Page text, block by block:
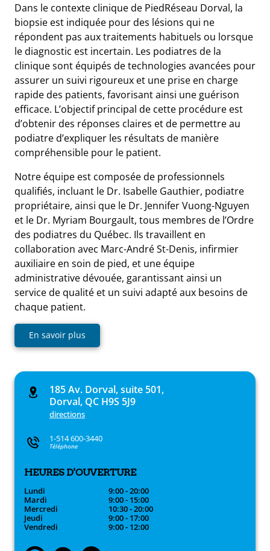
Dans le contexte clinique de PiedRéseau Dorval, la
biopsie est indiquée pour des lésions qui ne
répondent pas aux traitements habituels ou lorsque
le diagnostic est incertain. Les podiatres de la
clinique sont équipés de technologies avancées pour
assurer un suivi rigoureux et une prise en charge
rapide des patients, favorisant ainsi une guérison
efficace. L’objectif principal de cette procédure est
d’obtenir des réponses claires et de permettre au
podiatre d’expliquer les résultats de manière
compréhensible pour le patient.
Notre équipe est composée de professionnels
qualifiés, incluant le Dr. Isabelle Gauthier, podiatre
propriétaire, ainsi que le Dr. Jennifer Vuong-Nguyen
et le Dr. Myriam Bourgault, tous membres de l’Ordre
des podiatres du Québec. Ils travaillent en
collaboration avec Marc-André St-Denis, infirmier
auxiliaire en soin de pied, et une équipe
administrative dévouée, garantissant ainsi un
service de qualité et un suivi adapté aux besoins de
chaque patient.
En savoir plus
185 Av. Dorval, suite 501,
Dorval, QC H9S 5J9
directions
1-514 600-3440
Téléphone
HEURES D'OUVERTURE
Lundi
9:00 - 20:00
Mardi
9:00 - 15:00
Mercredi
10:30 - 20:00
Jeudi
9:00 - 17:00
Vendredi
9:00 - 12:00